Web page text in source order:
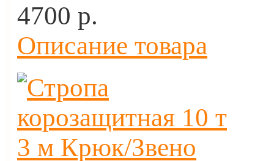
4700 p.
Описание товара